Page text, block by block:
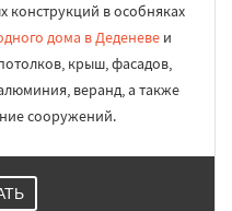
конструкций в особняках
дома в Деденевеи
крыш, фасадов,
веранд, а также
сооружений.